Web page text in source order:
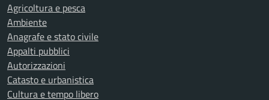
Agricoltura e pesca
Ambiente
Anagrafe e stato civile
Appalti pubblici
Autorizzazioni
Catasto e urbanistica
Cultura e tempo libero